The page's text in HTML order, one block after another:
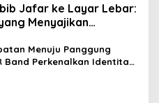
Jafar ke Layar Lebar:
Menyajikan
Menuju Panggung
Band Perkenalkan Identitas